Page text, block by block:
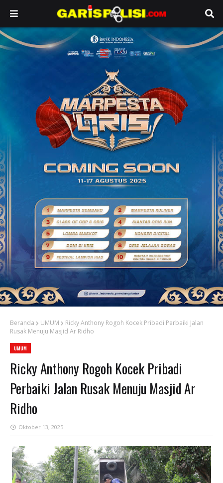
Beranda UMUM
Ricky Anthony Rogoh Kocek Pribadi Perbaiki Jalan
Rusak Menuju Masjid Ar Ridho
UMUM
Ricky Anthony Rogoh Kocek Pribadi
Perbaiki Jalan Rusak Menuju Masjid Ar
Ridho
Oktober 13, 2025